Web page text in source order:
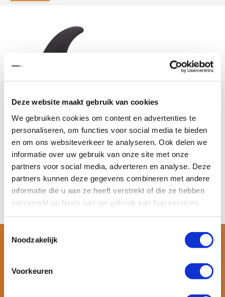
Deze website maakt gebruik van cookies
We gebruiken cookies om content en advertenties te
personaliseren, om functies voor social media te bieden
en om ons websiteverkeer te analyseren. Ook delen we
informatie over uw gebruik van onze site met onze
partners voor social media, adverteren en analyse. Deze
partners kunnen deze gegevens combineren met andere
informatie die u aan ze heeft verstrekt of die ze hebben
verzameld op basis van uw gebruik van hun services.
Noodzakelijk
Voorkeuren
de vin van je sup ...
Op voorraad
Meer informatie
€ 30,- € 19,95
Bekijken